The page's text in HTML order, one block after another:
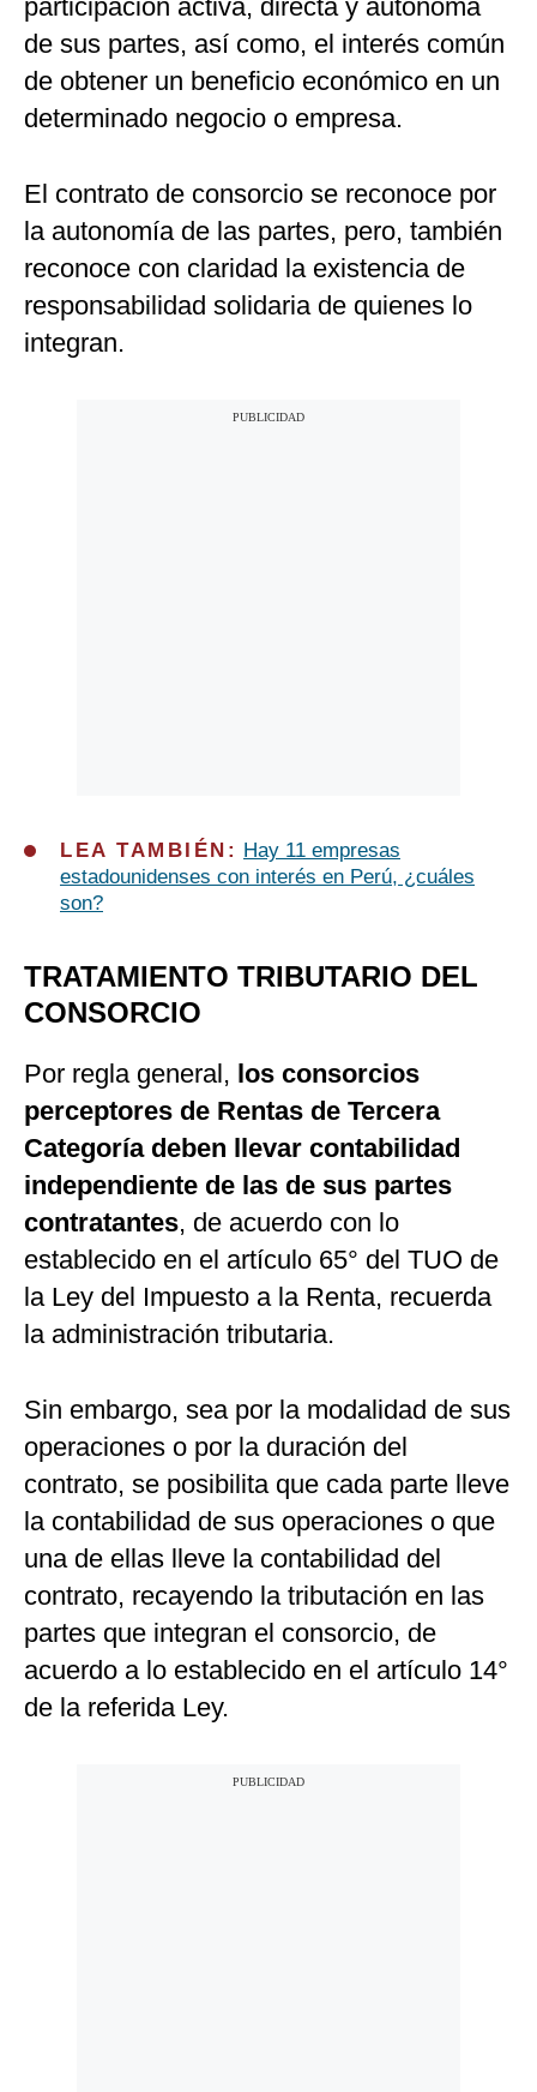
participación activa, directa y autónoma
de sus partes, así como, el interés común
de obtener un beneficio económico en un
determinado negocio o empresa.
El contrato de consorcio se reconoce por
la autonomía de las partes, pero, también
reconoce con claridad la existencia de
responsabilidad solidaria de quienes lo
integran.
LEA TAMBIÉN:
Hay 11 empresas
estadounidenses con interés en Perú, ¿cuáles
son?
TRATAMIENTO TRIBUTARIO DEL
CONSORCIO
Por regla general, los consorcios
perceptores de Rentas de Tercera
Categoría deben llevar contabilidad
independiente de las de sus partes
contratantes, de acuerdo con lo
establecido en el artículo 65° del TUO de
la Ley del Impuesto a la Renta, recuerda
la administración tributaria.
Sin embargo, sea por la modalidad de sus
operaciones o por la duración del
contrato, se posibilita que cada parte lleve
la contabilidad de sus operaciones o que
una de ellas lleve la contabilidad del
contrato, recayendo la tributación en las
partes que integran el consorcio, de
acuerdo a lo establecido en el artículo 14°
de la referida Ley.